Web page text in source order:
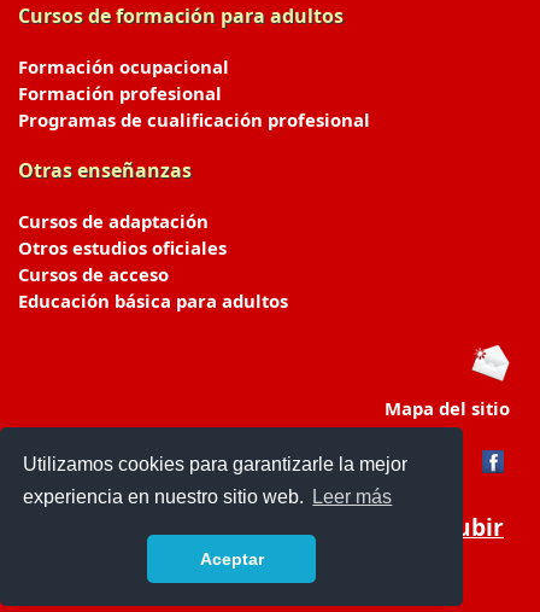
Utilizamos cookies para garantizarle la mejor
experiencia en nuestro sitio web.
Leer más
Aceptar
Cursos de formación para adultos
Formación ocupacional
Formación profesional
Programas de cualificación profesional
Otras enseñanzas
Cursos de adaptación
Otros estudios oficiales
Cursos de acceso
Educación básica para adultos
Mapa del sitio
Subir